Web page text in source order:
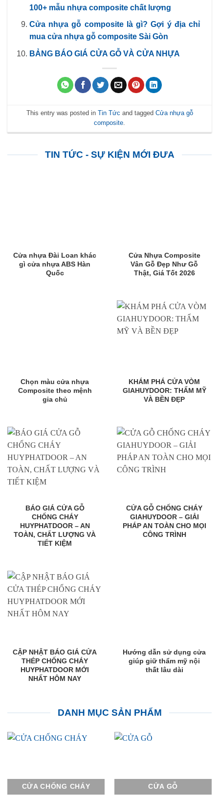
100+ mẫu nhựa composite chất lượng
Cửa nhựa gỗ composite là gì? Gợi ý địa chỉ
mua cửa nhựa gỗ composite Sài Gòn
BẢNG BÁO GIÁ CỬA GỖ VÀ CỬA NHỰA
This entry was posted in Tin Tức and tagged Cửa nhựa gỗ
composite.
TIN TỨC - SỰ KIỆN MỚI ĐƯA
Cửa nhựa Đài Loan khác
gì cửa nhựa ABS Hàn
Quốc
Cửa Nhựa Composite
Vân Gỗ Đẹp Như Gỗ
Thật, Giá Tốt 2026
Chọn màu cửa nhựa
Composite theo mệnh
gia chủ
KHÁM PHÁ CỬA VÒM
GIAHUYDOOR: THẨM MỸ
VÀ BỀN ĐẸP
BÁO GIÁ CỬA GỖ
CHỐNG CHÁY
HUYPHATDOOR – AN
TOÀN, CHẤT LƯỢNG VÀ
TIẾT KIỆM
CỬA GỖ CHỐNG CHÁY
GIAHUYDOOR – GIẢI
PHÁP AN TOÀN CHO MỌI
CÔNG TRÌNH
CẬP NHẬT BÁO GIÁ CỬA
THÉP CHỐNG CHÁY
HUYPHATDOOR MỚI
NHẤT HÔM NAY
Hướng dẫn sử dụng cửa
giúp giữ thẩm mỹ nội
thất lâu dài
DANH MỤC SẢN PHẨM
CỬA CHỐNG CHÁY CỬA GỖ